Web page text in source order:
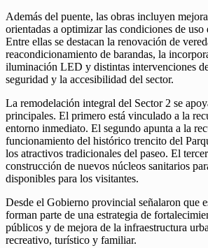
Además del puente, las obras incluyen
orientadas a optimizar las condiciones de
Entre ellas se destacan la renovación de
reacondicionamiento de barandas, la
iluminación LED y distintas intervenciones
seguridad y la accesibilidad del sector.
La remodelación integral del Sector 2 se
principales. El primero está vinculado a la
entorno inmediato. El segundo apunta a la
funcionamiento del histórico trencito del
los atractivos tradicionales del paseo. El
construcción de nuevos núcleos sanitarios
disponibles para los visitantes.
Desde el Gobierno provincial señalaron que
forman parte de una estrategia de
públicos y de mejora de la infraestructura
recreativo, turístico y familiar.